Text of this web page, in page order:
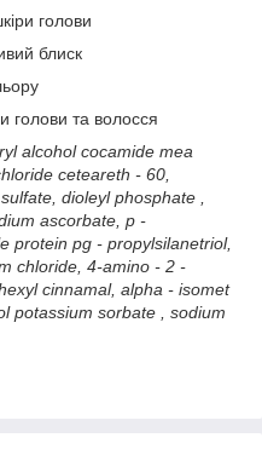
голови
блиск
та волосся
alcohol cocamide mea
ceteareth - 60,
dioleyl phosphate ,
ascorbate, p -
protein pg - propylsilanetriol,
chloride, 4-amino - 2 -
cinnamal, alpha - isomet
potassium sorbate , sodium